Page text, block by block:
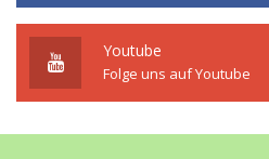
Youtube
Folge uns auf Youtube